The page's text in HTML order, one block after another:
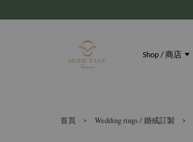
Shop / 商店
首頁 › Wedding rings / 婚戒訂製 ›